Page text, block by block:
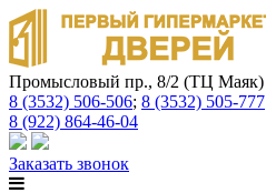
Промысловый пр., 8/2 (ТЦ Маяк)
8 (3532) 506-506; 8 (3532) 505-777
8 (922) 864-46-04
Заказать звонок